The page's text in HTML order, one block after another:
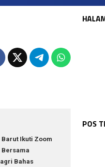
Barut Ikuti Zoom
Bahas
POS